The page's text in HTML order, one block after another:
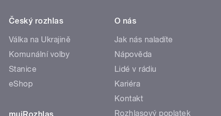
Český rozhlas
Válka na Ukrajině
Komunální volby
Stanice
eShop
O nás
Jak nás naladíte
Nápověda
Lidé v rádiu
Kariéra
Kontakt
Rozhlasový poplatek